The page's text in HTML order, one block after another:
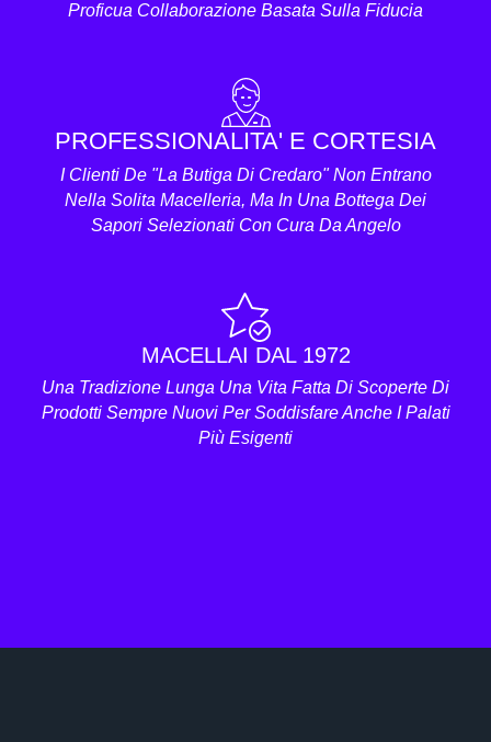
Proficua Collaborazione Basata Sulla Fiducia
PROFESSIONALITA' E CORTESIA
I Clienti De "La Butiga Di Credaro" Non Entrano
Nella Solita Macelleria, Ma In Una Bottega Dei
Sapori Selezionati Con Cura Da Angelo
MACELLAI DAL 1972
Una Tradizione Lunga Una Vita Fatta Di Scoperte Di
Prodotti Sempre Nuovi Per Soddisfare Anche I Palati
Più Esigenti